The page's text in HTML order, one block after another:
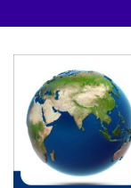
content